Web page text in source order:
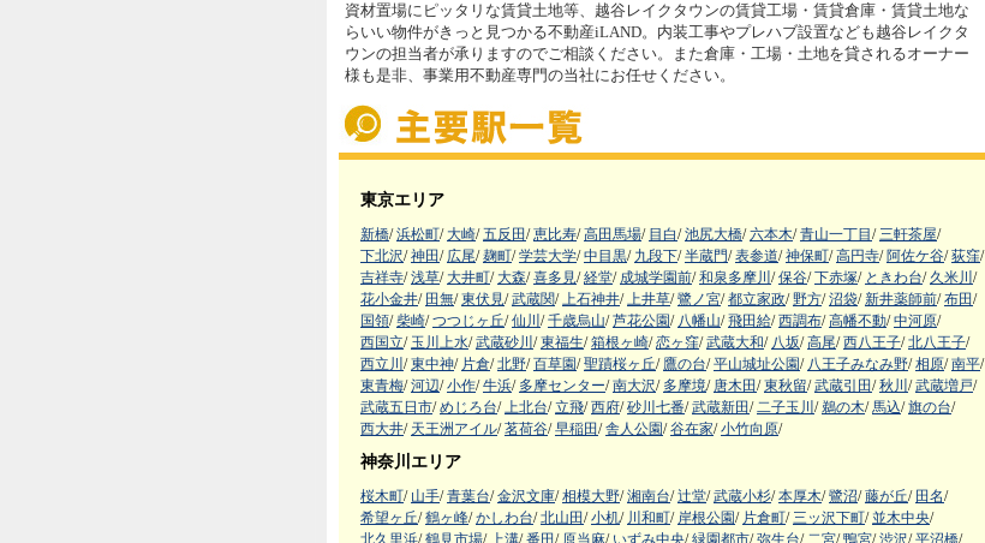
資材置場にピッタリな賃貸土地等、越谷レイクタウンの賃貸工場・賃貸倉庫・賃貸土地な
らいい物件がきっと見つかる不動産iLAND。内装工事やプレハブ設置なども越谷レイクタ
ウンの担当者が承りますのでご相談ください。また倉庫・工場・土地を貸されるオーナー
様も是非、事業用不動産専門の当社にお任せください。
東京エリア
新橋/ 浜松町/ 大崎/ 五反田/ 恵比寿/ 高田馬場/ 目白/ 池尻大橋/ 六本木/ 青山一丁目/ 三軒茶屋/
下北沢/ 神田/ 広尾/ 麹町/ 学芸大学/ 中目黒/ 九段下/ 半蔵門/ 表参道/ 神保町/ 高円寺/ 阿佐ケ谷/ 荻窪/
吉祥寺/ 浅草/ 大井町/ 大森/ 喜多見/ 経堂/ 成城学園前/ 和泉多摩川 / 保谷/ 下赤塚/ ときわ台/ 久米川 /
花小金井/ 田無/ 東伏見/ 武蔵関/ 上石神井/ 上井草/ 鷺ノ宮/ 都立家政/ 野方/ 沼袋/ 新井薬師前/ 布田/
国領/ 柴崎/ つつじヶ丘/ 仙川 / 千歳烏山/ 芦花公園/ 八幡山/ 飛田給/ 西調布/ 高幡不動/ 中河原/
西国立/ 玉川上水/ 武蔵砂川 / 東福生/ 箱根ヶ崎/ 恋ヶ窪/ 武蔵大和/ 八坂/ 高尾/ 西八王子/ 北八王子/
西立川 / 東中神/ 片倉/ 北野/ 百草園/ 聖蹟桜ヶ丘/ 鷹の台/ 平山城址公園/ 八王子みなみ野/ 相原/ 南平/
東青梅/ 河辺/ 小作/ 牛浜/ 多摩センター/ 南大沢/ 多摩境/ 唐木田/ 東秋留/ 武蔵引田/ 秋川 / 武蔵増戸/
武蔵五日市/ めじろ台/ 上北台/ 立飛/ 西府/ 砂川七番/ 武蔵新田/ 二子玉川 / 鵜の木/ 馬込/ 旗の台/
西大井/ 天王洲アイル/ 茗荷谷/ 早稲田/ 舎人公園/ 谷在家/ 小竹向原/
神奈川エリア
桜木町/ 山手/ 青葉台/ 金沢文庫/ 相模大野/ 湘南台/ 辻堂/ 武蔵小杉/ 本厚木/ 鷺沼/ 藤が丘/ 田名/
希望ヶ丘/ 鶴ヶ峰/ かしわ台/ 北山田/ 小机/ 川和町/ 岸根公園/ 片倉町/ 三ッ沢下町/ 並木中央/
北久里浜/ 鶴見市場/ 上溝/ 番田/ 原当麻/ いずみ中央/ 緑園都市/ 弥生台/ 二宮/ 鴨宮/ 渋沢/ 平沼橋/